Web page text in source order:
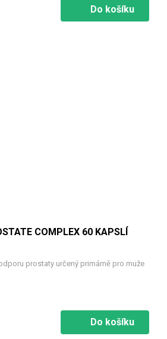
Do košíku
COMPLEX 60 KAPSLÍ
prostaty určený primárně pro muže
Do košíku